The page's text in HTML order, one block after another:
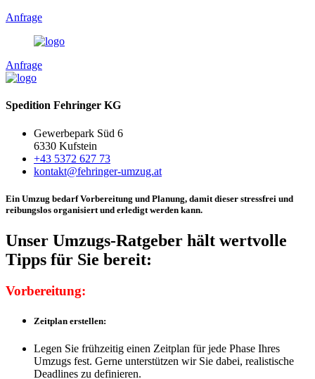
Anfrage
Anfrage
Spedition Fehringer KG
Gewerbepark Süd 6
6330 Kufstein
+43 5372 627 73
kontakt@fehringer-umzug.at
Ein Umzug bedarf Vorbereitung und Planung, damit dieser stressfrei und
reibungslos organisiert und erledigt werden kann.
Unser Umzugs-Ratgeber hält wertvolle
Tipps für Sie bereit:
Vorbereitung:
Zeitplan erstellen:
Legen Sie frühzeitig einen Zeitplan für jede Phase Ihres
Umzugs fest. Gerne unterstützen wir Sie dabei, realistische
Deadlines zu definieren.